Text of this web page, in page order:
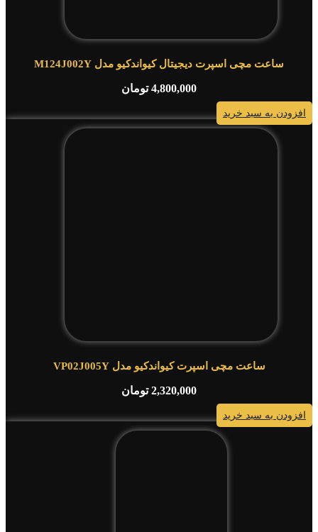
ساعت مچی اسپرت دیجیتال کیواندکیو مدل M124J002Y
4,800,000 تومان
افزودن به سبد خرید
ساعت مچی اسپرت کیواندکیو مدل VP02J005Y
2,320,000 تومان
افزودن به سبد خرید